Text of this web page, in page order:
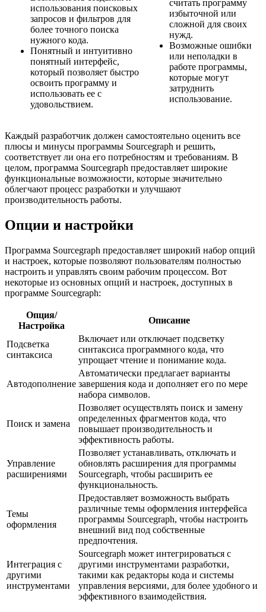
использования поисковых
запросов и фильтров для
более точного поиска
нужного кода.
Понятный и интуитивно
понятный интерфейс,
который позволяет быстро
освоить программу и
использовать ее с
удовольствием.
считать программу
избыточной или
сложной для своих
нужд.
Возможные ошибки
или неполадки в
работе программы,
которые могут
затруднить
использование.
Каждый разработчик должен самостоятельно оценить все
плюсы и минусы программы Sourcegraph и решить,
соответствует ли она его потребностям и требованиям. В
целом, программа Sourcegraph предоставляет широкие
функциональные возможности, которые значительно
облегчают процесс разработки и улучшают
производительность работы.
Опции и настройки
Программа Sourcegraph предоставляет широкий набор опций
и настроек, которые позволяют пользователям полностью
настроить и управлять своим рабочим процессом. Вот
некоторые из основных опций и настроек, доступных в
программе Sourcegraph:
Опция/
Настройка
Описание
Подсветка
синтаксиса
Включает или отключает подсветку
синтаксиса программного кода, что
упрощает чтение и понимание кода.
Автодополнение
Автоматически предлагает варианты
завершения кода и дополняет его по мере
набора символов.
Поиск и замена
Позволяет осуществлять поиск и замену
определенных фрагментов кода, что
повышает производительность и
эффективность работы.
Управление
расширениями
Позволяет устанавливать, отключать и
обновлять расширения для программы
Sourcegraph, чтобы расширить ее
функциональность.
Темы
оформления
Предоставляет возможность выбрать
различные темы оформления интерфейса
программы Sourcegraph, чтобы настроить
внешний вид под собственные
предпочтения.
Интеграция с
другими
инструментами
Sourcegraph может интегрироваться с
другими инструментами разработки,
такими как редакторы кода и системы
управления версиями, для более удобного и
эффективного взаимодействия.